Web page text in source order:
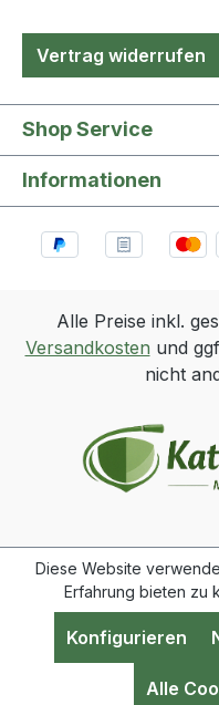
Vertrag widerrufen
Shop Service
Informationen
Alle Preise inkl.
Versandkosten und
nicht
Werkzeugleiste
Diese Website
Erfahrung bieten zu
Konfigurieren
Alle